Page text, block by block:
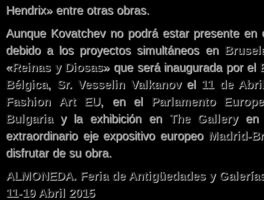
Hendrix» entre otras obras.
Aunque Kovatchev no podrá estar presente en
debido a los proyectos simultáneos en
«Reinas y Diosas» que será inaugurada por el
Bélgica, Sr. Vesselin Valkanovel11 de
Fashion Art EU, en el
Parlamento
Bulgariay la exhibición en The Gallery
extraordinario eje expositivo europeo Madrid-
disfrutar de su obra.
ALMONEDA. Feria de Antigüedades y
11-19 Abril 2015